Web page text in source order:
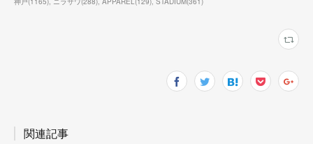
関連記事